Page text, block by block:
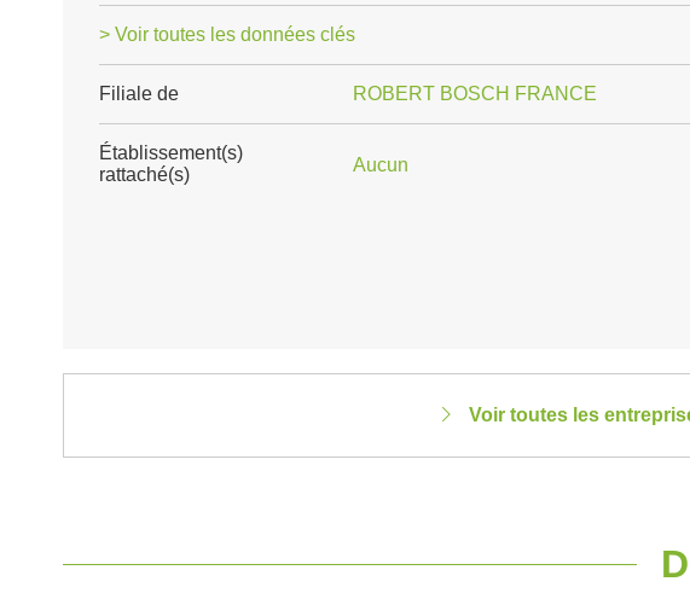
> Voir toutes les données clés
Filiale de ROBERT BOSCH FRANCE
Établissement(s)
rattaché(s)
Aucun
Voir toutes les